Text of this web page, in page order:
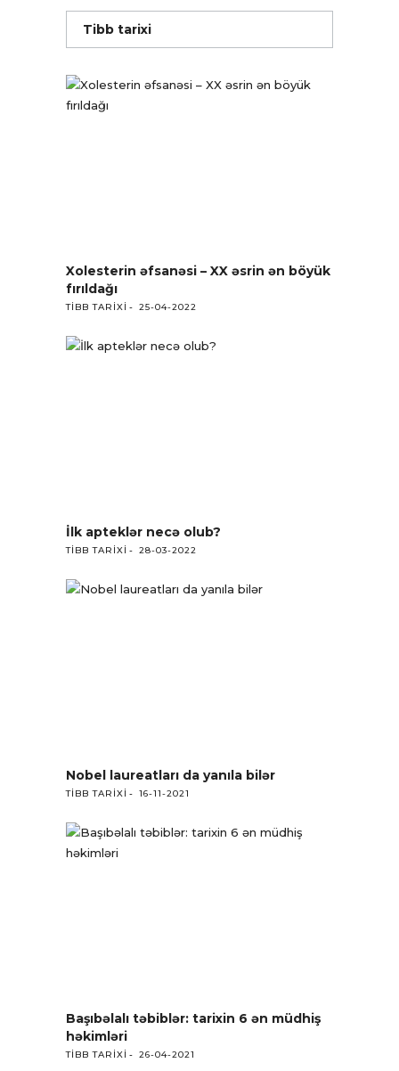
Tibb tarixi
Xolesterin əfsanəsi – XX əsrin ən böyük
fırıldağı
TIBB TARIXI 25-04-2022
İlk apteklər necə olub?
TIBB TARIXI 28-03-2022
Nobel laureatları da yanıla bilər
TIBB TARIXI 16-11-2021
Başıbəlalı təbiblər: tarixin 6 ən müdhiş
həkimləri
TIBB TARIXI 26-04-2021